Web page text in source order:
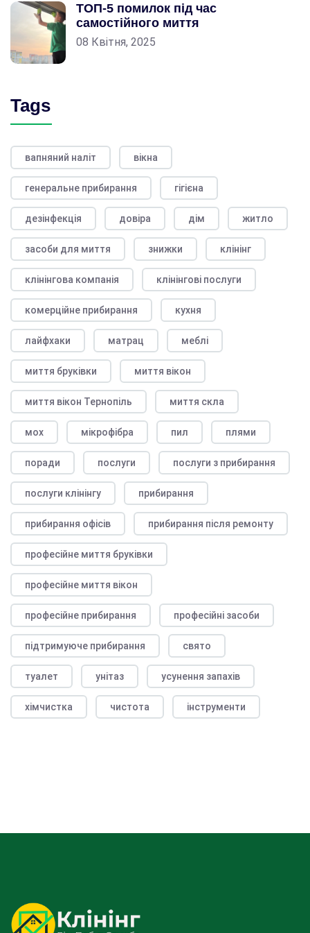
ТОП-5 помилок під час
самостійного миття
08 Квітня, 2025
Tags
вапняний наліт вікна
генеральне прибирання гігієна
дезінфекція довіра дім житло
засоби для миття знижки клінінг
клінінгова компанія клінінгові послуги
комерційне прибирання кухня
лайфхаки матрац меблі
миття бруківки миття вікон
миття вікон Тернопіль миття скла
мох мікрофібра пил плями
поради послуги послуги з прибирання
послуги клінінгу прибирання
прибирання офісів прибирання після ремонту
професійне миття бруківки
професійне миття вікон
професійне прибирання професійні засоби
підтримуюче прибирання свято
туалет унітаз усунення запахів
хімчистка чистота інструменти